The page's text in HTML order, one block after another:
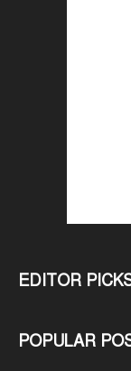
EDITOR
POPULAR